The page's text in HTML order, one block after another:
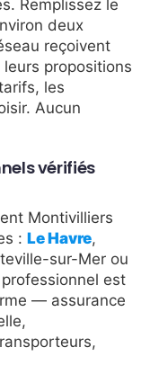
Remplissez le
deux
reçoivent
propositions
les
Aucun
vérifiés
Montivilliers
: Le Havre,
sur-Mer ou
est
— assurance